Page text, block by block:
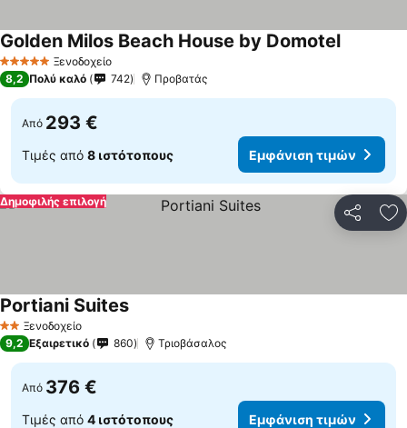
5 Αστέρια Ξενοδοχείο
Golden Milos Beach House by Domotel
8,2 Πολύ καλό 742 Προβατάς
Από 293 €
Τιμές από 8 ιστότοπους Εμφάνιση τιμών
Δημοφιλής επιλογή
2 ΑστέριαΞενοδοχείο
Portiani Suites
9,2 Εξαιρετικό 860 Τριοβάσαλος
Από 376 €
Τιμές από 4 ιστότοπους Εμφάνιση τιμών